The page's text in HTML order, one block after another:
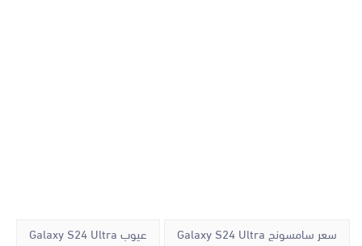
سعر سامسونج Galaxy S24 Ultra
عيوب Galaxy S24 Ultra